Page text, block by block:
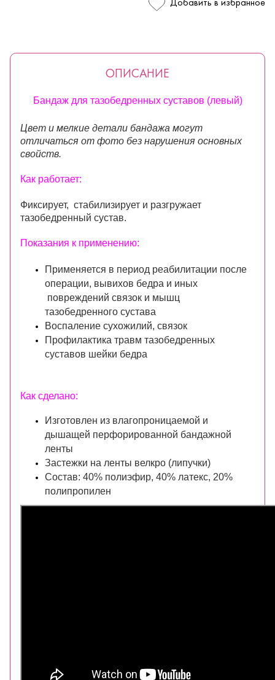
Добавить в избранное
ОПИСАНИЕ
Бандаж для тазобедренных суставов (левый)
Цвет и мелкие детали бандажа могут
отличаться от фото без нарушения основных
свойств.
Как работает:
Фиксирует, стабилизирует и разгружает
тазобедренный сустав.
Показания к применению:
Применяется в период реабилитации после
операции, вывихов бедра и иных
повреждений связок и мышц
тазобедренного сустава
Воспаление сухожилий, связок
Профилактика травм тазобедренных
суставов шейки бедра
Как сделано:
Изготовлен из влагопроницаемой и
дышащей перфорированной бандажной
ленты
Застежки на ленты велкро (липучки)
Состав: 40% полиэфир, 40% латекс, 20%
полипропилен